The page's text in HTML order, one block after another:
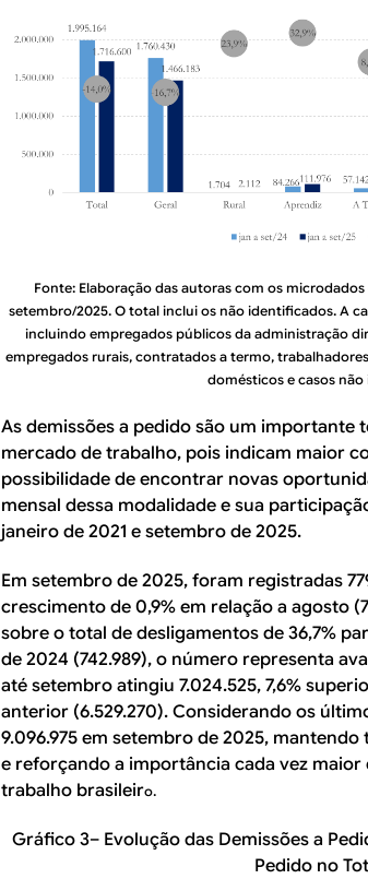
Fonte: Elaboração das autoras com os
setembro/2025. O total inclui os não identificados. A
incluindo empregados públicos da administração
empregados rurais, contratados a termo,
domésticos e casos
As demissões a pedido são um
mercado de trabalho, pois indicam maior
possibilidade de encontrar novas
mensal dessa modalidade e sua
janeiro de 2021 e setembro de 2025.
Em setembro de 2025, foram registradas
crescimento de 0,9% em relação a agosto
sobre o total de desligamentos de 36,7%
de 2024 (742.989), o número representa
até setembro atingiu 7.024.525, 7,6%
anterior (6.529.270). Considerando os
9.096.975 em setembro de 2025,
e reforçando a importância cada vez
trabalho brasileiro.
Gráfico 3– Evolução das Demissões a
Pedido no